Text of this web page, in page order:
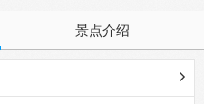
景点介绍